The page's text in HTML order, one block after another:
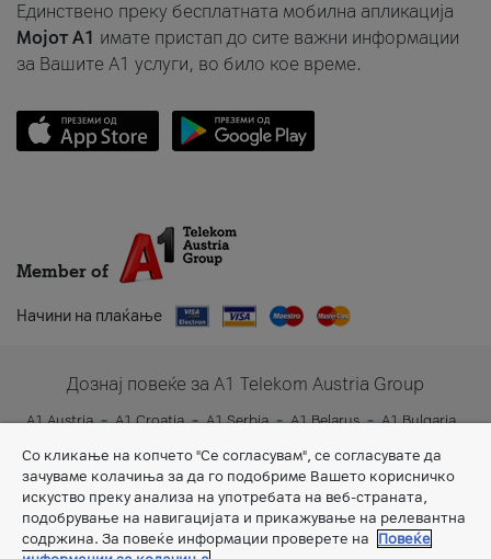
Единствено преку бесплатната мобилна апликација
Мојот A1 имате пристап до сите важни информации
за Вашите A1 услуги, во било кое време.
Member of
Начини на плаќање
Дознај повеќе за A1 Telekom Austria Group
A1 Austria A1 Croatia A1 Serbia A1 Belarus
A1 Bulgaria
Со кликање на копчето "Се согласувам", се согласувате да
зачуваме колачиња за да го подобриме Вашето корисничко
искуство преку анализа на употребата на веб-страната,
подобрување на навигацијата и прикажување на релевантна
содржина. За повеќе информации проверете на
Повеќе